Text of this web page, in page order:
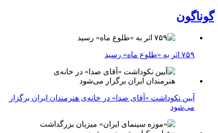
گوناگون
۷۵۹ اثر به «طلوع ماه» رسید
آیین نکوداشت «آقای صدا» در خانه‌ی هنرمندان ایران برگزار
می‌شود